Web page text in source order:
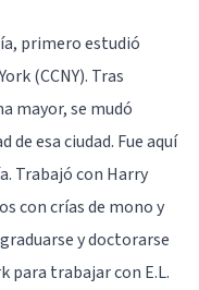
primero estudió
(CCNY). Tras
mayor, se mudó
esa ciudad. Fue aquí
Trabajó con Harry
con crías de mono y
y doctorarse
para trabajar con E.L.